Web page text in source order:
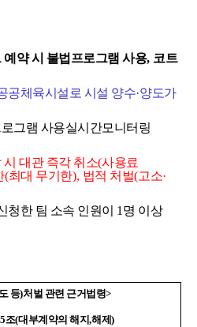
예약 시 불법프로그램 사용, 코트
공체육시설로 시설 양수·양도가
그램 사용실시간모니터링
대관 즉각 취소(사용료
(최대 무기한), 법적 처벌(고소·
청한 팀 소속 인원이 1 명 이상
등)처벌 관련 근거법령>
조(대부계약의 해지 ,해제 )